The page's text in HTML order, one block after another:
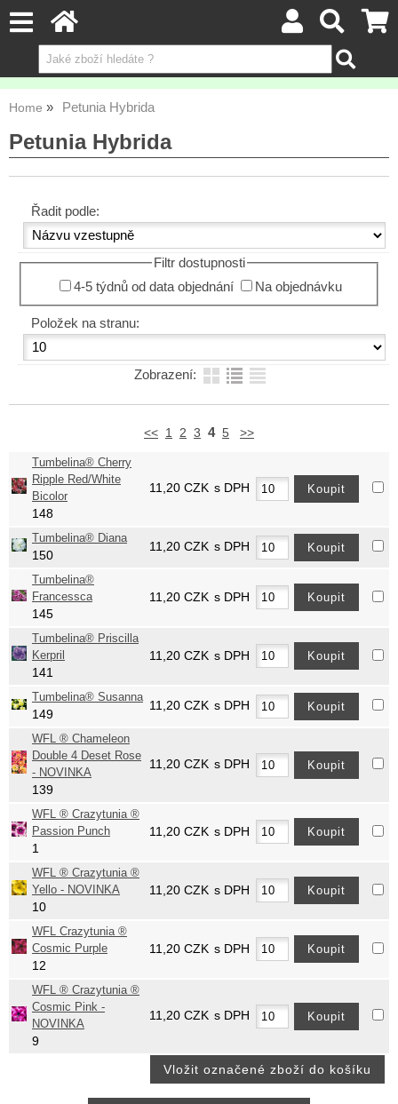
Home Petunia Hybrida
Petunia Hybrida
Řadit podle:
Filtr dostupnosti
4-5 týdnů od data objednání
Na objednávku
Položek na stranu:
Zobrazení:
<< 1 2 3 4 5 >>
Tumbelina® Cherry
Ripple Red/White
Bicolor
148
11,20 CZK s DPH
Tumbelina® Diana
150
11,20 CZK s DPH
Tumbelina®
Francessca
145
11,20 CZK s DPH
Tumbelina® Priscilla
Kerpril
141
11,20 CZK s DPH
Tumbelina® Susanna
149
11,20 CZK s DPH
WFL ® Chameleon
Double 4 Deset Rose
- NOVINKA
139
11,20 CZK s DPH
WFL ® Crazytunia ®
Passion Punch
1
11,20 CZK s DPH
WFL ® Crazytunia ®
Yello - NOVINKA
10
11,20 CZK s DPH
WFL Crazytunia ®
Cosmic Purple
12
11,20 CZK s DPH
WFL ® Crazytunia ®
Cosmic Pink -
NOVINKA
9
11,20 CZK s DPH